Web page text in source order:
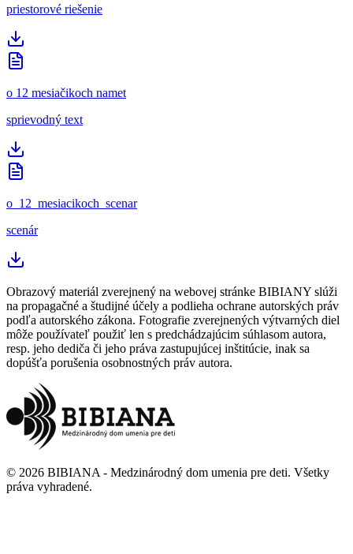
priestorové riešenie
o 12 mesiačikoch namet
sprievodný text
o_12_mesiacikoch_scenar
scenár
Obrazový materiál zverejnený na webovej stránke BIBIANY slúži
na propagačné a študijné účely a podlieha ochrane autorských práv
podľa autorského zákona. Fotografie zverejnených výtvarných diel
môže používateľ použiť len s predchádzajúcim súhlasom autora,
resp. jeho dediča či jeho práva zastupujúcej inštitúcie, inak sa
dopúšťa porušenia osobnostných práv autora.
© 2026 BIBIANA - Medzinárodný dom umenia pre deti. Všetky
práva vyhradené.